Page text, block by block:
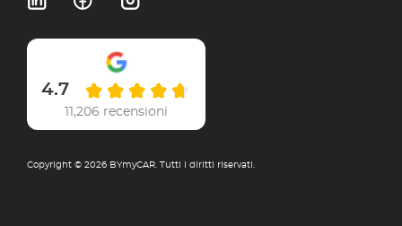
4.7
11,206 recensioni
Copyright © 2026 BYmyCAR. Tutti i diritti riservati.